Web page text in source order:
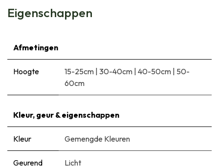
Eigenschappen
Afmetingen
Hoogte 15-25cm | 30-40cm | 40-50cm | 50-
60cm
Kleur, geur & eigenschappen
Kleur Gemengde Kleuren
Geurend Licht